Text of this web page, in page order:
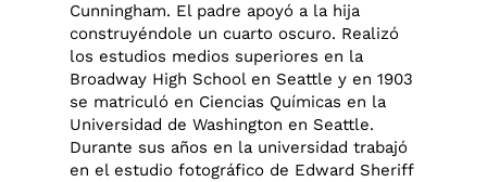
Cunningham. El padre apoyó a la hija
construyéndole un cuarto oscuro. Realizó
los estudios medios superiores en la
Broadway High School en Seattle y en 1903
se matriculó en Ciencias Químicas en la
Universidad de Washington en Seattle.
Durante sus años en la universidad trabajó
en el estudio fotográfico de Edward Sheriff